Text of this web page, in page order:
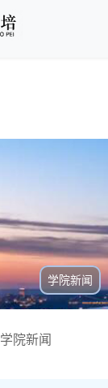
学院新闻
学院新闻